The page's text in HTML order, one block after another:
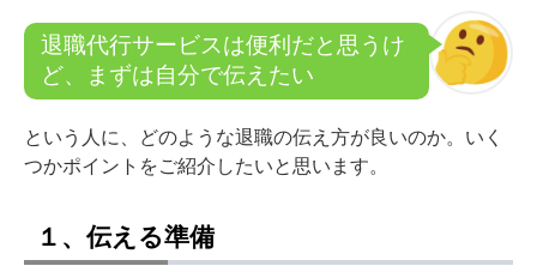
退職代行サービスは便利だと思うけ
ど、まずは自分で伝えたい
という人に、どのような退職の伝え方が良いのか。いく
つかポイントをご紹介したいと思います。
１、伝える準備